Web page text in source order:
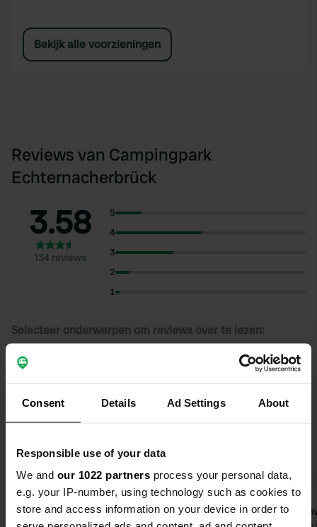
Consent Details Ad Settings About
Responsible use of your data
We and our 1022 partners process your personal data,
e.g. your IP-number, using technology such as cookies to
store and access information on your device in order to
Bekijk alle voorzieningen
Reviews van Campingpark
Echternacherbrück
3.58
134 reviews
5
4
3
2
1
Selecteer onderwerpen om reviews over te lezen:
Sanitair Ruim(23)
op de reviews
d denbroek L